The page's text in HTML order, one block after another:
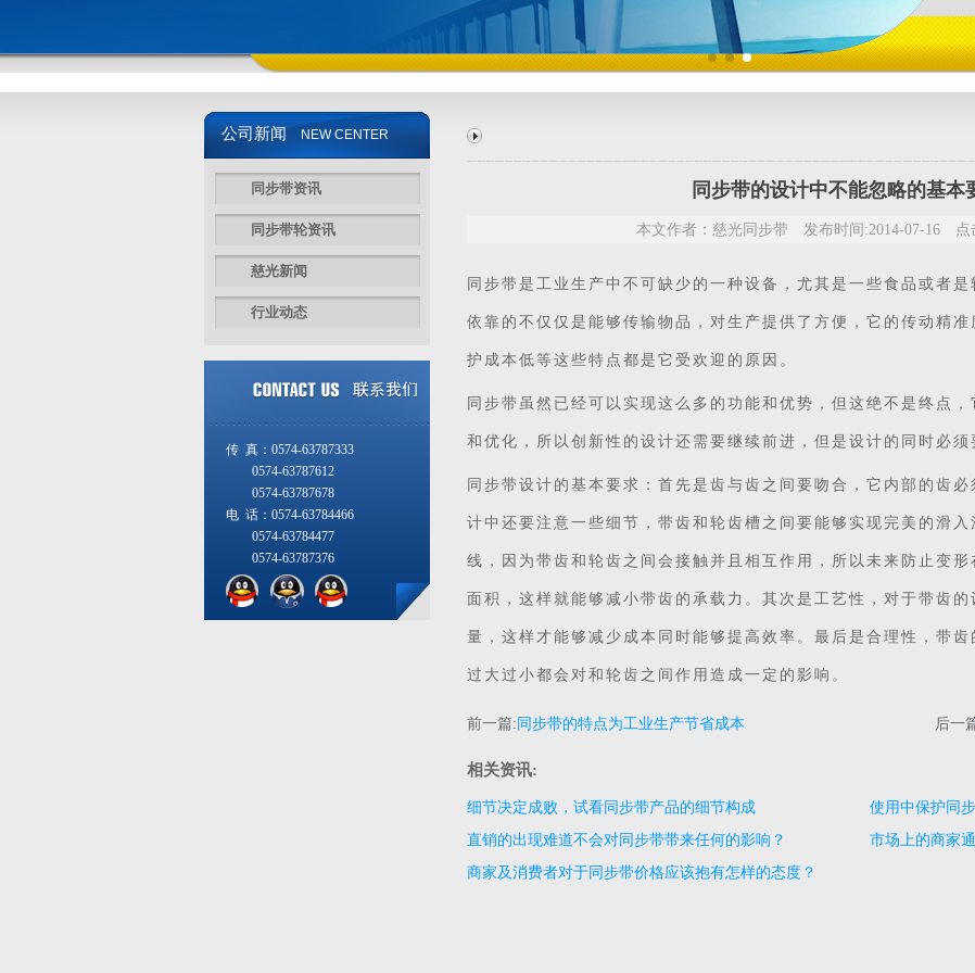
公司新闻 NEW CENTER
同步带资讯
同步带轮资讯
慈光新闻
行业动态
传 真：0574-63787333
0574-63787612
0574-63787678
电 话：0574-63784466
0574-63784477
0574-63787376
同步带的设计中不能忽略的基本
本文作者：慈光同步带 发布时间:2014-07-16 点
同步带 是工业生产中不可缺少的一种设备，尤其是一些食品或者
依靠的不仅仅是能够传输物品，对生产提供了方便，它的传动精
护成本低等这些特点都是它受欢迎的原因。
同步带虽然已经可以实现这么多的功能和优势，但这绝不是终点
和优化，所以创新性的设计还需要继续前进，但是设计的同时必须
同步带设计的基本要求：首先是齿与齿之间要吻合，它内部的齿
计中还要注意一些细节，带齿和轮齿槽之间要能够实现完美的滑
线，因为带齿和轮齿之间会接触并且相互作用，所以未来防止变
面积，这样就能够减小带齿的承载力。其次是工艺性，对于带齿
量，这样才能够减少成本同时能够提高效率。最后是合理性，带齿
过大过小都会对和轮齿之间作用造成一定的影响。
前一篇: 同步带的特点为工业生产节省成本 后一
相关资讯:
细节决定成败，试看同步带产品的细节构成
使用中保护同
直销的出现难道不会对同步带带来任何的影响？
市场上的商家
商家及消费者对于同步带价格应该抱有怎样的态度？